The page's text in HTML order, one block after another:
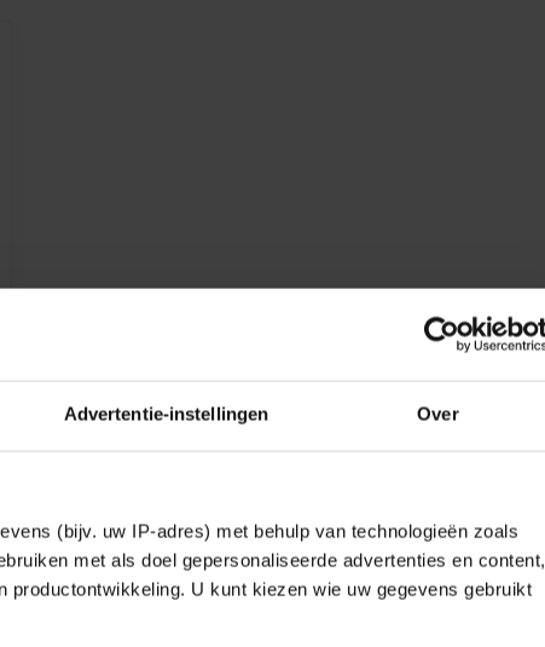
Advertentie-instellingen Over
(bijv. uw IP-adres) met behulp van technologieën zoals
met als doel gepersonaliseerde advertenties en content,
U kunt kiezen wie uw gegevens gebruikt